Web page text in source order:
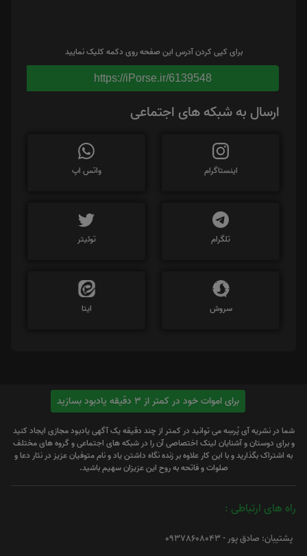
برای کپی کردن آدرس این صفحه روی دکمه کلیک نمایید
https://iPorse.ir/6139548
ارسال به شبکه های اجتماعی
اینستاگرام واتس اپ
تلگرام توئیتر
سروش ایتا
برای اموات خود در کمتر از 3 دقیقه یادبود بسازید
شما در نشریه آی پُرسِه می توانید در کمتر از چند دقیقه یک آگهی یادبود مجازی ایجاد کنید
و برای دوستان و آشنایان لینک اختصاصی آن را در شبکه های اجتماعی و گروه های مختلف
به اشتراک بگذارید و با این کار علاوه بر زنده نگاه داشتن یاد و نام متوفیان عزیز در نثار دعا و
صلوات و فاتحه به روح این عزیزان سهیم باشید.
راه های ارتباطی :
پشتیبان: صادق پور - 09378608043